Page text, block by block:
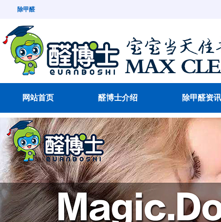
除甲醛
网站首页 醛博士介绍 除甲醛资讯